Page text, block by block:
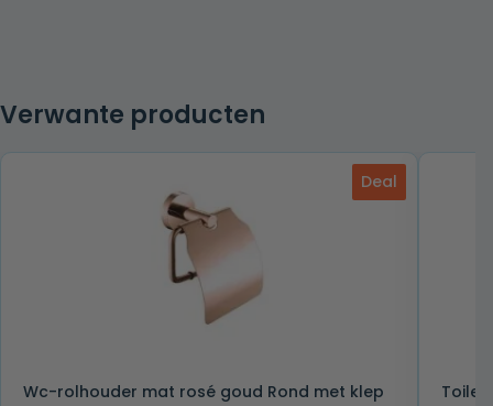
Verwante producten
Wc-rolhouder mat rosé goud Rond met klep
Deal
Toilet